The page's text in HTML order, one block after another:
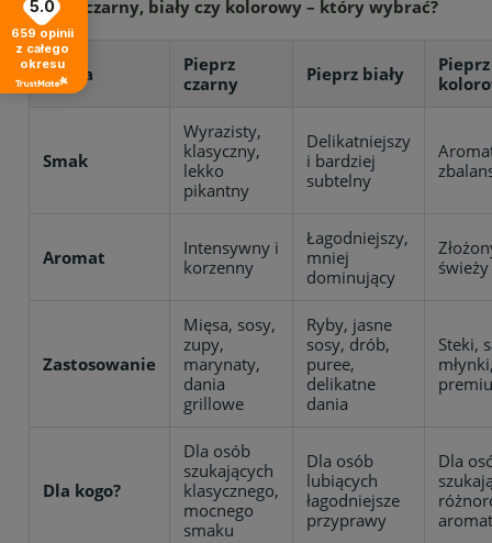
Pieprz czarny, biały czy kolorowy – który wybrać?
Cecha
Pieprz
czarny
Pieprz biały
Pieprz
Smak
Wyrazisty,
klasyczny,
lekko
pikantny
Delikatniejszy
i bardziej
subtelny
Aromat
Intensywny i
korzenny
Łagodniejszy,
mniej
dominujący
świeży
Zastosowanie
Mięsa, sosy,
zupy,
marynaty,
dania
grillowe
Ryby, jasne
sosy, drób,
puree,
delikatne
dania
Steki,
Dla kogo?
Dla osób
szukających
klasycznego,
mocnego
smaku
Dla osób
lubiących
łagodniejsze
przyprawy
Dla
5.0
659 opinii
z całego
okresu